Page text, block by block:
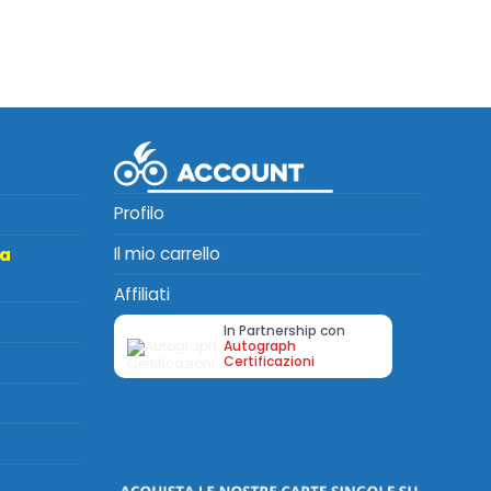
Profilo
Il mio carrello
Affiliati
In Partnership con
Autograph
Certificazioni